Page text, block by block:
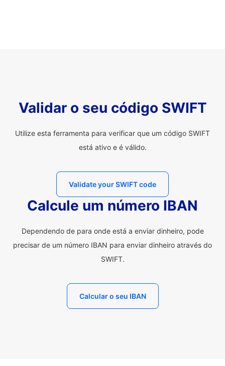
Validar o seu código SWIFT
Utilize esta ferramenta para verificar que um código SWIFT
está ativo e é válido.
Validate your SWIFT code
Calcule um número IBAN
Dependendo de para onde está a enviar dinheiro, pode
precisar de um número IBAN para enviar dinheiro através do
SWIFT.
Calcular o seu IBAN